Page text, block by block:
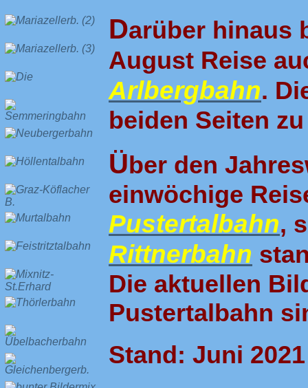
Darüber hinaus
August Reise
Arlbergbahn.
beiden Seiten
Über den
einwöchige
Pustertalbahn,
Rittnerbahn
Die aktuellen
Pustertalbahn
Stand: Juni 2021